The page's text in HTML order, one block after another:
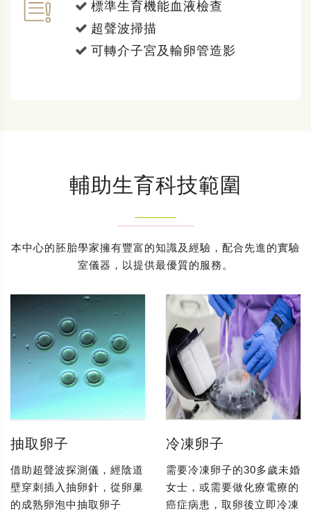
標準生育機能血液檢查
超聲波掃描
可轉介子宮及輸卵管造影
輔助生育科技範圍
本中心的胚胎學家擁有豐富的知識及經驗，配合先進的實驗
室儀器，以提供最優質的服務。
抽取卵子
借助超聲波探測儀，經陰道
壁穿刺插入抽卵針，從卵巢
的成熟卵泡中抽取卵子
冷凍卵子
需要冷凍卵子的30多歲未婚
女士，或需要做化療電療的
癌症病患，取卵後立即冷凍